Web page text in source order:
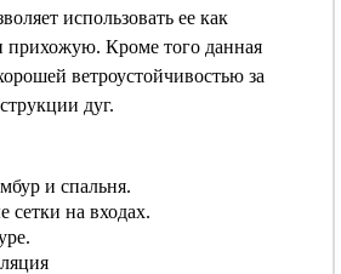
использовать ее как
Кроме того данная
ветроустойчивостью за
дуг.
и спальня.
сетки на входах.